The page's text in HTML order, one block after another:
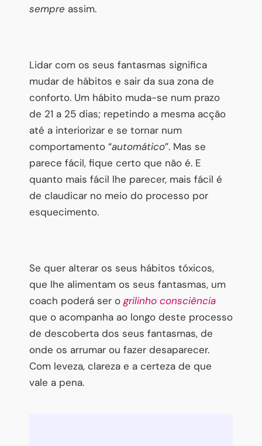
sempre assim.
Lidar com os seus fantasmas significa
mudar de hábitos e sair da sua zona de
conforto. Um hábito muda-se num prazo
de 21 a 25 dias; repetindo a mesma acção
até a interiorizar e se tornar num
comportamento “automático”. Mas se
parece fácil, fique certo que não é. E
quanto mais fácil lhe parecer, mais fácil é
de claudicar no meio do processo por
esquecimento.
Se quer alterar os seus hábitos tóxicos,
que lhe alimentam os seus fantasmas, um
coach poderá ser ogrilinho consciência
que o acompanha ao longo deste processo
de descoberta dos seus fantasmas, de
onde os arrumar ou fazer desaparecer.
Com leveza, clareza e a certeza de que
vale a pena.